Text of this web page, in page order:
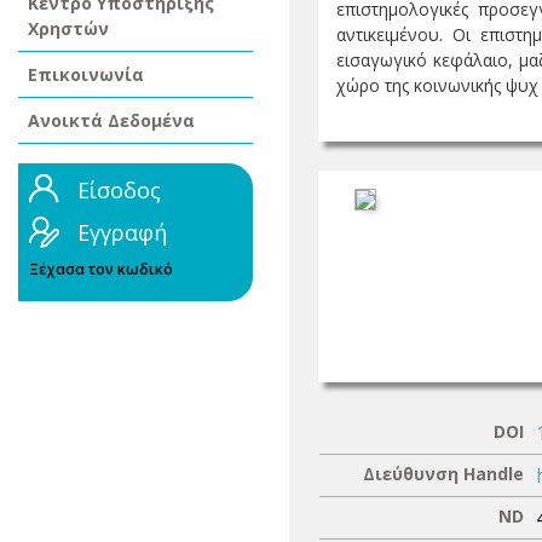
Χρηστών
Επικοινωνία
Ανοικτά Δεδομένα
Είσοδος
Εγγραφή
Ξέχασα τον κωδικό
επιστημολογικές
αντικειμένου. Οι
εισαγωγικό κεφάλαιο,
χώρο της κοινωνικής ψυχ
DOI
Διεύθυνση Handle
ND